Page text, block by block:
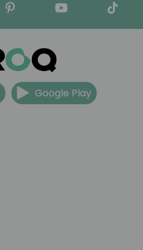
Google Play